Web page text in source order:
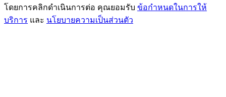
โดยการคลิกดำเนินการต่อ คุณยอมรับ ข้อกำหนดในการให้
บริการ และ นโยบายความเป็นส่วนตัว